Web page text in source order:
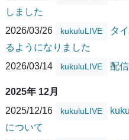
しました
2026/03/26
kukuluLIVE
タ
るようになりました
2026/03/14
kukuluLIVE 配
2025年 12月
2025/12/16
kukuluLIVE
について